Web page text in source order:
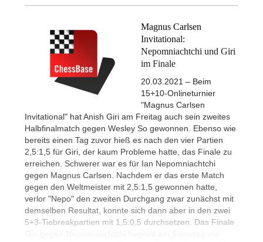
Magnus Carlsen
Invitational:
Nepomniachtchi und Giri
im Finale
20.03.2021 – Beim
15+10-Onlineturnier
"Magnus Carlsen
Invitational" hat Anish Giri am Freitag auch sein zweites
Halbfinalmatch gegen Wesley So gewonnen. Ebenso wie
bereits einen Tag zuvor hieß es nach den vier Partien
2,5:1,5 für Giri, der kaum Probleme hatte, das Finale zu
erreichen. Schwerer war es für Ian Nepomniachtchi
gegen Magnus Carlsen. Nachdem er das erste Match
gegen den Weltmeister mit 2,5:1,5 gewonnen hatte,
verlor "Nepo" den zweiten Durchgang zwar zunächst mit
demselben Resultat, konnte sich dann aber in den zwei
5+3-Tiebreakpartien mit 1,5:0,5 durchsetzen. Das Finale